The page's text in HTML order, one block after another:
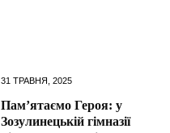
31 ТРАВНЯ, 2025
Пам’ятаємо Героя: у
Зозулинецькій гімназії